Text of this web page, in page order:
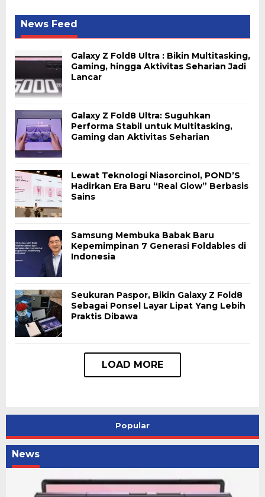
News Feed
Galaxy Z Fold8 Ultra : Bikin Multitasking,
Gaming, hingga Aktivitas Seharian Jadi
Lancar
Galaxy Z Fold8 Ultra: Suguhkan
Performa Stabil untuk Multitasking,
Gaming dan Aktivitas Seharian
Lewat Teknologi Niasorcinol, POND’S
Hadirkan Era Baru “Real Glow” Berbasis
Sains
Samsung Membuka Babak Baru
Kepemimpinan 7 Generasi Foldables di
Indonesia
Seukuran Paspor, Bikin Galaxy Z Fold8
Sebagai Ponsel Layar Lipat Yang Lebih
Praktis Dibawa
Popular
News